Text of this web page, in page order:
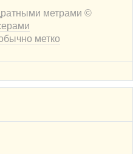
метрами ©
метко